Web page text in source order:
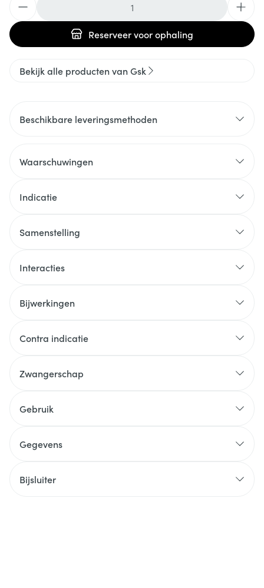
Reserveervoor ophaling
Bekijk alle producten van Gsk
Beschikbare leveringsmethoden
Waarschuwingen
Indicatie
Samenstelling
Interacties
Bijwerkingen
Contra indicatie
Zwangerschap
Gebruik
Gegevens
Bijsluiter